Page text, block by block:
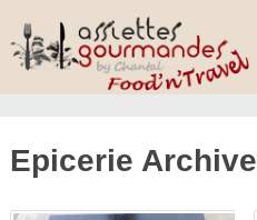
Epicerie Archive